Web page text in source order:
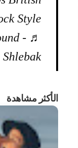
Style
-
الأكثر مشاهدة